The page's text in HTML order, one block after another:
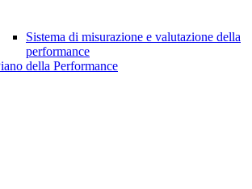
Sistema di misurazione e valutazione della
performance
della Performance